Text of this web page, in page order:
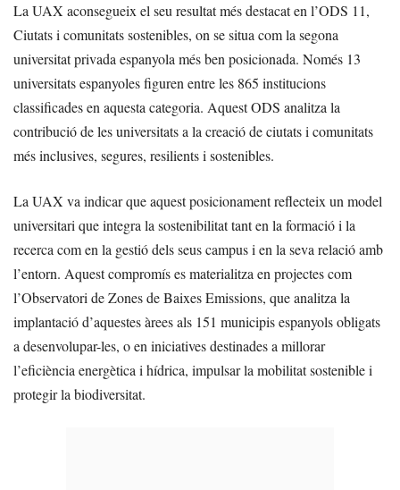
La UAX aconsegueix el seu resultat més destacat en l’ODS 11,
Ciutats i comunitats sostenibles, on se situa com la segona
universitat privada espanyola més ben posicionada. Només 13
universitats espanyoles figuren entre les 865 institucions
classificades en aquesta categoria. Aquest ODS analitza la
contribució de les universitats a la creació de ciutats i comunitats
més inclusives, segures, resilients i sostenibles.
La UAX va indicar que aquest posicionament reflecteix un model
universitari que integra la sostenibilitat tant en la formació i la
recerca com en la gestió dels seus campus i en la seva relació amb
l’entorn. Aquest compromís es materialitza en projectes com
l’Observatori de Zones de Baixes Emissions, que analitza la
implantació d’aquestes àrees als 151 municipis espanyols obligats
a desenvolupar-les, o en iniciatives destinades a millorar
l’eficiència energètica i hídrica, impulsar la mobilitat sostenible i
protegir la biodiversitat.